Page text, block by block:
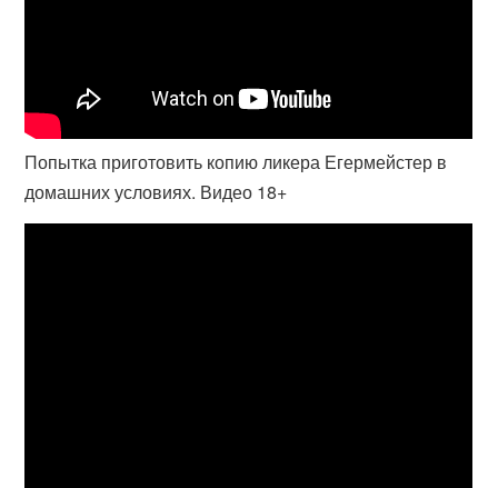
Попытка приготовить копию ликера Егермейстер в
домашних условиях. Видео 18+